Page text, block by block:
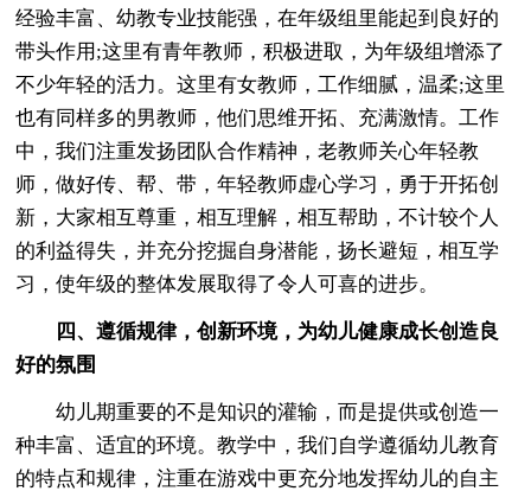
经验丰富、幼教专业技能强，在年级组里能起到良好的
带头作用;这里有青年教师，积极进取，为年级组增添了
不少年轻的活力。这里有女教师，工作细腻，温柔;这里
也有同样多的男教师，他们思维开拓、充满激情。工作
中，我们注重发扬团队合作精神，老教师关心年轻教
师，做好传、帮、带，年轻教师虚心学习，勇于开拓创
新，大家相互尊重，相互理解，相互帮助，不计较个人
的利益得失，并充分挖掘自身潜能，扬长避短，相互学
习，使年级的整体发展取得了令人可喜的进步。
四、遵循规律，创新环境，为幼儿健康成长创造良
好的氛围
幼儿期重要的不是知识的灌输，而是提供或创造一
种丰富、适宜的环境。教学中，我们自学遵循幼儿教育
的特点和规律，注重在游戏中更充分地发挥幼儿的自主